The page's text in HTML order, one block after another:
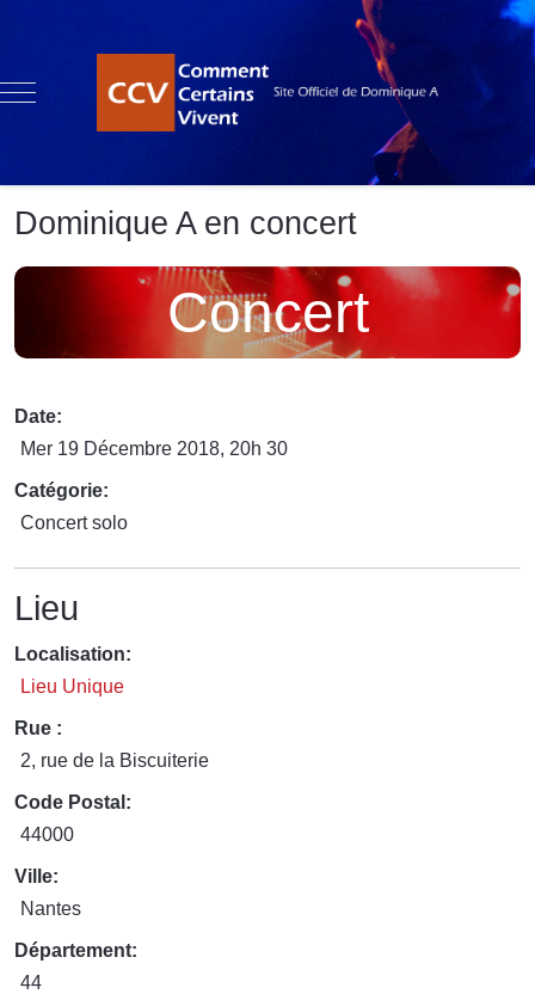
Mobile Menu Toggle
Dominique A en concert
Concert
Date:
Mer 19 Décembre 2018, 20h 30
Catégorie:
Concert solo
Lieu
Localisation:
Lieu Unique
Rue :
2, rue de la Biscuiterie
Code Postal:
44000
Ville:
Nantes
Département:
44